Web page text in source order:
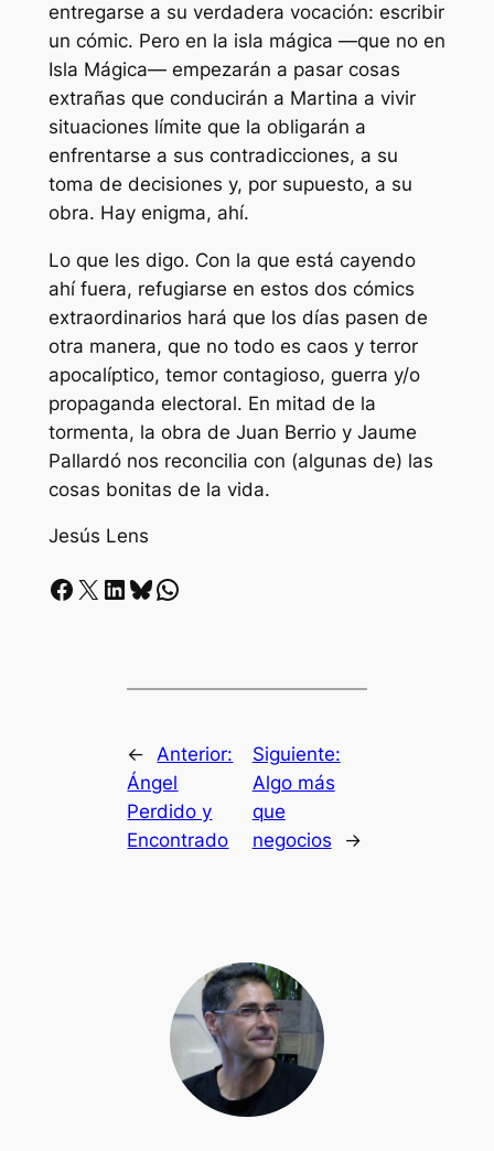
entregarse a su verdadera vocación: escribir
un cómic. Pero en la isla mágica —que no en
Isla Mágica— empezarán a pasar cosas
extrañas que conducirán a Martina a vivir
situaciones límite que la obligarán a
enfrentarse a sus contradicciones, a su
toma de decisiones y, por supuesto, a su
obra. Hay enigma, ahí.
Lo que les digo. Con la que está cayendo
ahí fuera, refugiarse en estos dos cómics
extraordinarios hará que los días pasen de
otra manera, que no todo es caos y terror
apocalíptico, temor contagioso, guerra y/o
propaganda electoral. En mitad de la
tormenta, la obra de Juan Berrio y Jaume
Pallardó nos reconcilia con (algunas de) las
cosas bonitas de la vida.
Jesús Lens
Facebook X LinkedIn Bluesky Whatsapp
←
Anterior:
Ángel
Perdido y
Encontrado
Siguiente:
Algo más
que
negocios
→